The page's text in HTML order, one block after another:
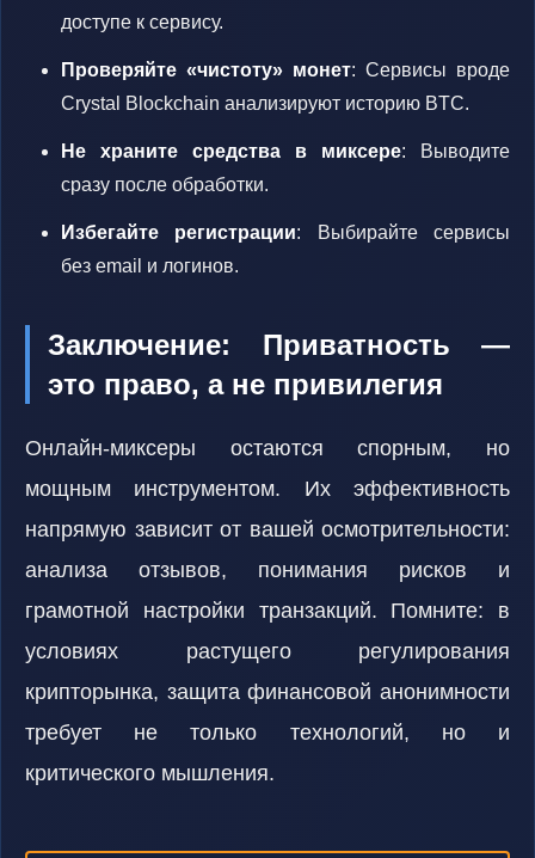
доступе к сервису.
Проверяйте «чистоту» монет: Сервисы вроде
Crystal Blockchain анализируют историю BTC.
Не храните средства в миксере: Выводите
сразу после обработки.
Избегайте регистрации: Выбирайте сервисы
без email и логинов.
Заключение: Приватность —
это право, а не привилегия
Онлайн-миксеры остаются спорным, но
мощным инструментом. Их эффективность
напрямую зависит от вашей осмотрительности:
анализа отзывов, понимания рисков и
грамотной настройки транзакций. Помните: в
условиях растущего регулирования
крипторынка, защита финансовой анонимности
требует не только технологий, но и
критического мышления.